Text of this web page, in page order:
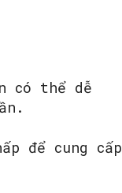
có thể dễ
để cung cấp